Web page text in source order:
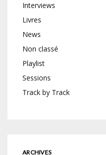
Interviews
Livres
News
Non classé
Playlist
Sessions
Track by Track
ARCHIVES